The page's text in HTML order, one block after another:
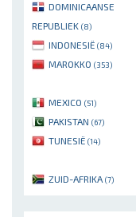
DOMINICAANSE
REPUBLIEK (8)
INDONESIË (84)
MAROKKO (353)
MEXICO (51)
PAKISTAN (67)
TUNESIË (14)
ZUID-AFRIKA (7)